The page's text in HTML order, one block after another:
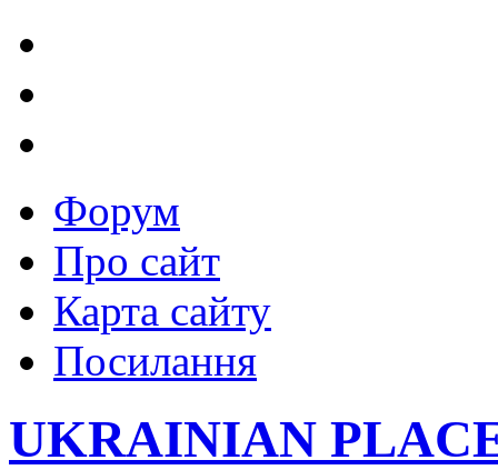
Форум
Про сайт
Карта сайту
Посилання
UKRAINIAN